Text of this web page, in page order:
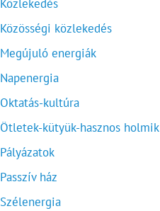
Közlekedés
Közösségi közlekedés
Megújuló energiák
Napenergia
Oktatás-kultúra
Ötletek-kütyük-hasznos holmik
Pályázatok
Passzív ház
Szélenergia